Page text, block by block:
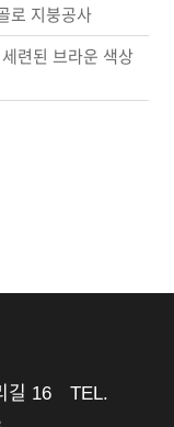
로 지붕공사
련된 브라운 색상
길 16 TEL.